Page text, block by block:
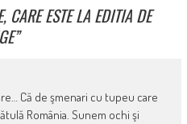
CARE ESTE LA EDITIA DE
”
Că de şmenari cu tupeu care
România. Sunem ochi şi